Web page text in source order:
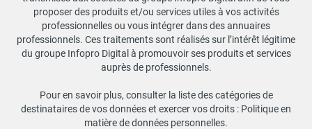
proposer des produits et/ou services utiles à vos activités
professionnelles ou vous intégrer dans des annuaires
professionnels. Ces traitements sont réalisés sur l’intérêt légitime
du groupe Infopro Digital à promouvoir ses produits et services
auprès de professionnels.
Pour en savoir plus, consulter la liste des catégories de
destinataires de vos données et exercer vos droits : Politique en
matière de données personnelles.